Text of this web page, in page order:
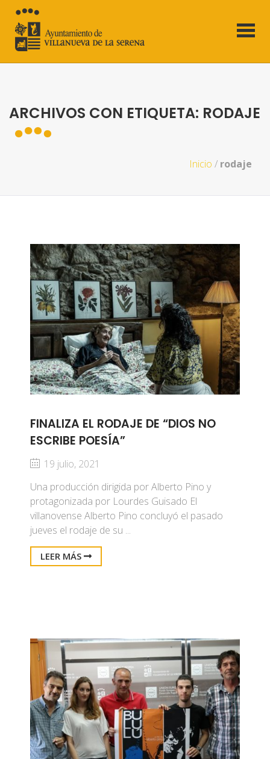
ARCHIVOS CON ETIQUETA: RODAJE
Inicio / rodaje
FINALIZA EL RODAJE DE “DIOS NO
ESCRIBE POESÍA”
19 julio, 2021
Una producción dirigida por Alberto Pino y
protagonizada por Lourdes Guisado El
villanovense Alberto Pino concluyó el pasado
jueves el rodaje de su ...
LEER MÁS